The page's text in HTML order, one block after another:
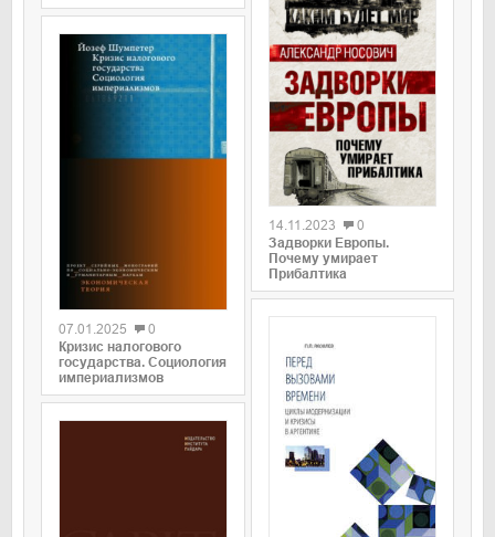
07.01.2025
0
Кризис налогового
государства. Социология
империализмов
14.11.2023
0
Задворки Европы.
Почему умирает
Прибалтика